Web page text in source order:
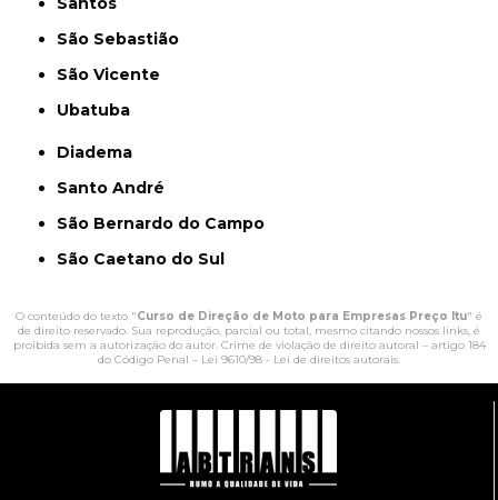
São Sebastião
São Vicente
Ubatuba
Diadema
Santo André
São Bernardo do Campo
São Caetano do Sul
O conteúdo do texto "Curso de Direção de Moto para Empresas Preço Itu" é
de direito reservado. Sua reprodução, parcial ou total, mesmo citando nossos links, é
proibida sem a autorização do autor. Crime de violação de direito autoral – artigo 184
do Código Penal – Lei 9610/98 - Lei de direitos autorais.